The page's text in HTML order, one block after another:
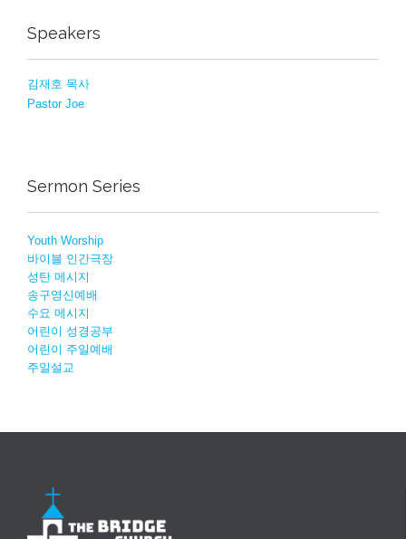
Speakers
김재호 목사
Pastor Joe
Sermon Series
Youth Worship
바이블 인간극장
성탄 메시지
송구영신예배
수요 메시지
어린이 성경공부
어린이 주일예배
주일설교